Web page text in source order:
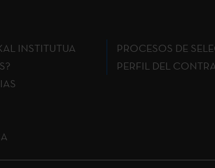
INSTITUTUA
PROCESOS DE
PERFIL DEL